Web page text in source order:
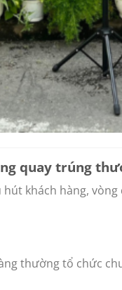
quay trúng
khách hàng,
thường tổ chức